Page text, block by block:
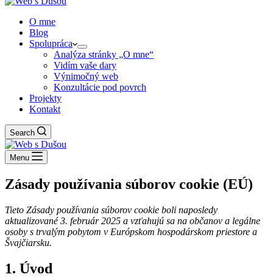
O mne
Blog
Spolupráca
Analýza stránky „O mne“
Vidím vaše dary
Výnimočný web
Konzultácie pod povrch
Projekty
Kontakt
Search
Menu
Zásady používania súborov cookie (EÚ)
Tieto Zásady používania súborov cookie boli naposledy
aktualizované 3. február 2025 a vzťahujú sa na občanov a legálne
osoby s trvalým pobytom v Európskom hospodárskom priestore a
Švajčiarsku.
1. Úvod